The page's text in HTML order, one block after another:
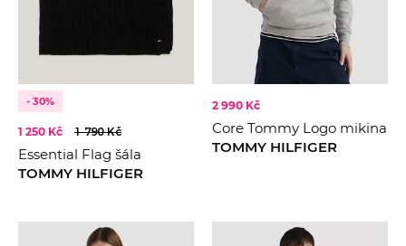
- 30%
1 250 Kč 1 790 Kč
Essential Flag šála
TOMMY HILFIGER
2 990 Kč
Core Tommy Logo mikina
TOMMY HILFIGER